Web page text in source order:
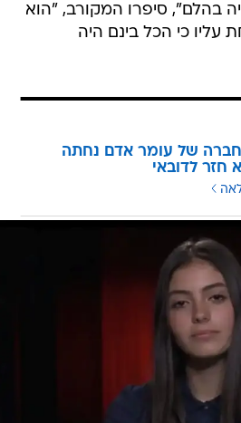
בהלם", סיפרו המקורב, "הוא
עליו כי הכל בינם היה
של עומר אדם נחתה
חזר לדובאי